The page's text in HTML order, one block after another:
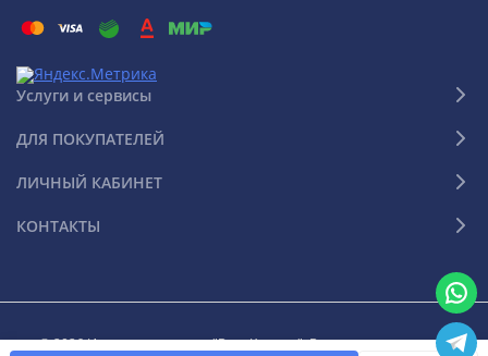
Услуги и сервисы
ДЛЯ ПОКУПАТЕЛЕЙ
ЛИЧНЫЙ КАБИНЕТ
КОНТАКТЫ
© 2026 Интернет-магазин "Ваш Климат". Все права защищены